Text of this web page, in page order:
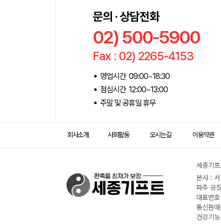
문의 · 상담전화
02) 500-5900
Fax : 02) 2265-4153
영업시간 09:00~18:30
점심시간 12:00~13:00
주말 및 공휴일 휴무
회사소개 사회활동 오시는길 이용약관
세종기
본사 :
파주 공
대표번
통신판
건강기